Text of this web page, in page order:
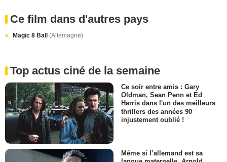
Ce film dans d'autres pays
Magic 8 Ball (Allemagne)
Top actus ciné de la semaine
Ce soir entre amis : Gary
Oldman, Sean Penn et Ed
Harris dans l'un des meilleurs
thrillers des années 90
injustement oublié !
Même si l’allemand est sa